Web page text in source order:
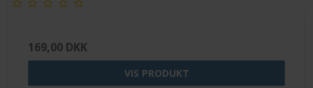
169,00 DKK
VIS PRODUKT